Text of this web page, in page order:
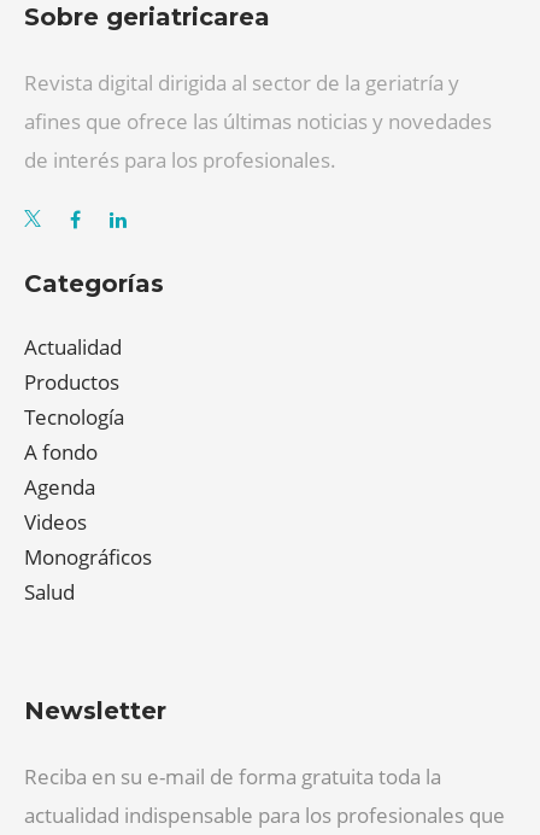
Sobre geriatricarea
Revista digital dirigida al sector de la geriatría y
afines que ofrece las últimas noticias y novedades
de interés para los profesionales.
Categorías
Actualidad
Productos
Tecnología
A fondo
Agenda
Videos
Monográficos
Salud
Newsletter
Reciba en su e-mail de forma gratuita toda la
actualidad indispensable para los profesionales que